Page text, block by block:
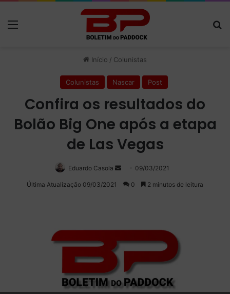
Início / Colunistas
Colunistas Nascar Post
Confira os resultados do
Bolão Big One após a etapa
de Las Vegas
Eduardo Casola
Mande
um
09/03/2021
Última Atualização 09/03/2021 0 2 minutos de leitura